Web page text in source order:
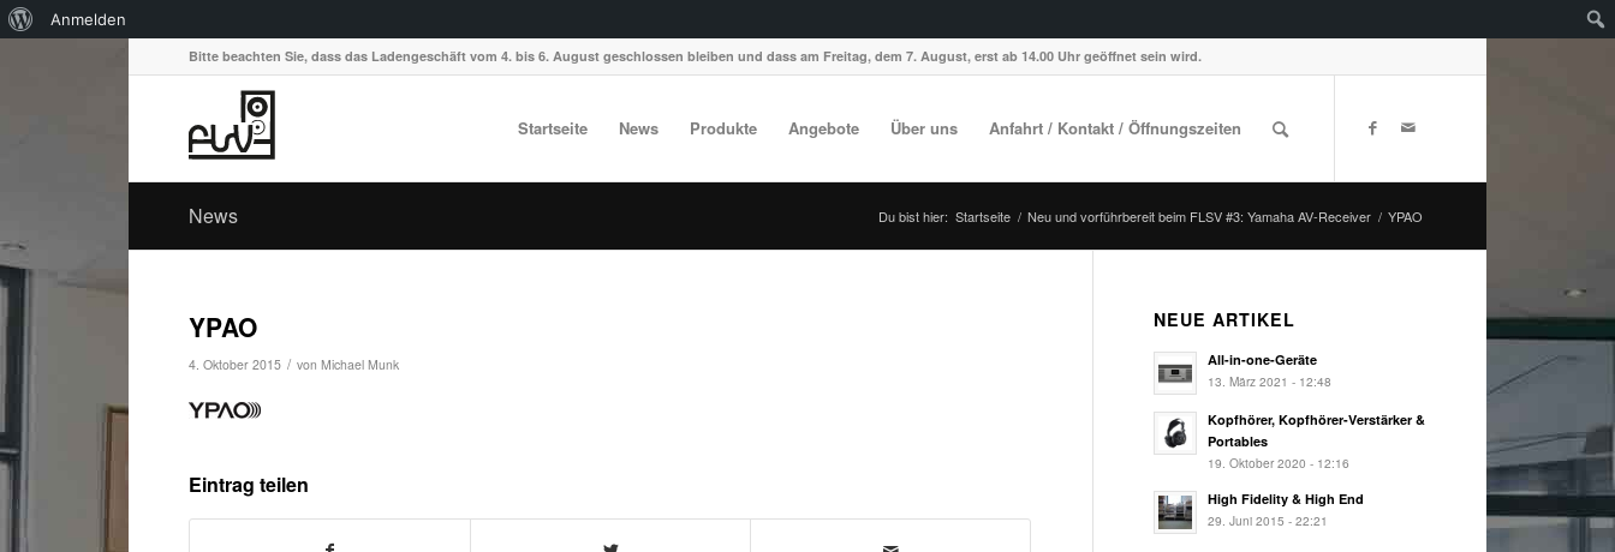
Über
Anmelden
Bitte beachten Sie, dass das Ladengeschäft vom 4. bis 6. August geschlossen bleiben und dass am Freitag, dem 7. August, erst ab 14.00 Uhr geöffnet sein wird.
Startseite News Produkte Angebote Über uns Anfahrt / Kontakt / Öffnungszeiten
News Du bist hier: Startseite / Neu und vorführbereit beim FLSV #3: Yamaha AV-Receiver / YPAO
YPAO
4. Oktober 2015 / von Michael Munk
Eintrag teilen
NEUE ARTIKEL
All-in-one-Geräte
13. März 2021 - 12:48
Kopfhörer, Kopfhörer-Verstärker &
Portables
19. Oktober 2020 - 12:16
High Fidelity & High End
29. Juni 2015 - 22:21